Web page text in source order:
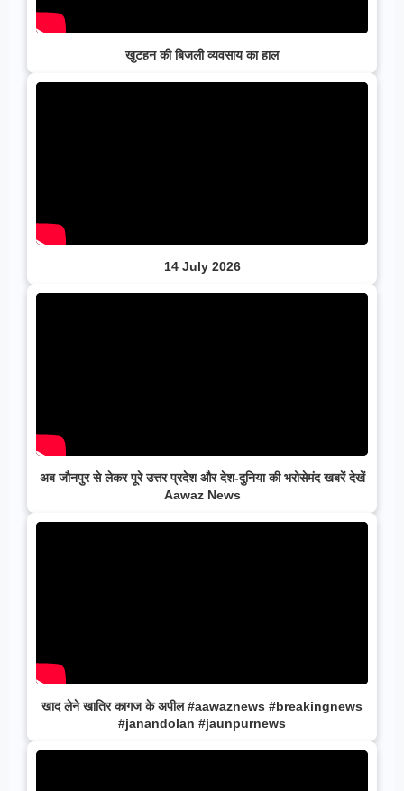
खुटहन की बिजली व्यवसाय का हाल
14 July 2026
अब जौनपुर से लेकर पूरे उत्तर प्रदेश और देश-दुनिया की भरोसेमंद खबरें देखें
Aawaz News
खाद लेने खातिर कागज के अपील #aawaznews #breakingnews
#janandolan #jaunpurnews